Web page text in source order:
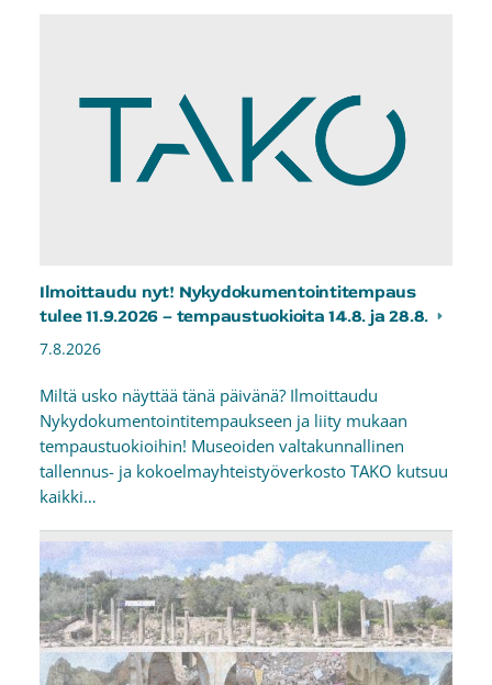
Ilmoittaudu nyt! Nykydokumentointitempaus
tulee 11.9.2026 – tempaustuokioita 14.8. ja 28.8.
7.8.2026
Miltä usko näyttää tänä päivänä? Ilmoittaudu
Nykydokumentointitempaukseen ja liity mukaan
tempaustuokioihin! Museoiden valtakunnallinen
tallennus- ja kokoelmayhteistyöverkosto TAKO kutsuu
kaikki…